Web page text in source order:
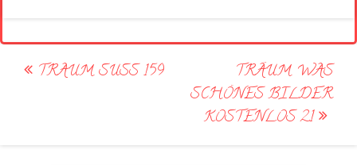
Post
TRAUM SUSS 159
TRÄUM WAS
SCHÖNES BILDER
KOSTENLOS 21